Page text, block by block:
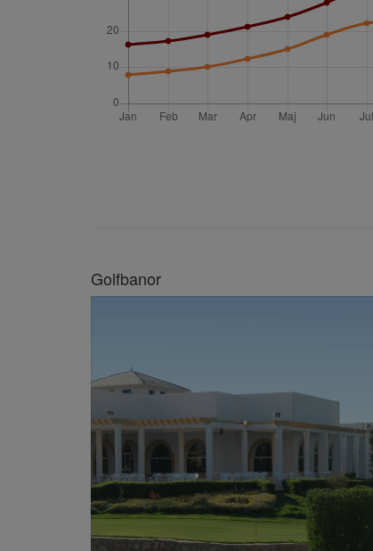
Golfbanor